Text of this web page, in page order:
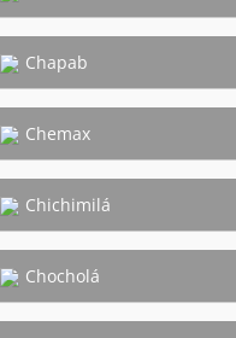
Chapab
Chemax
Chichimilá
Chocholá